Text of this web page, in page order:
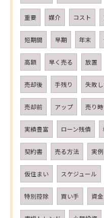
重要 媒介 コスト
短期間 早期 年末
高額 早く売る 放置
売却後 手残り 失敗
売却前 アップ 売り時
実績豊富 ローン残債
契約書 売る方法 実例
仮住まい スケジュール
特別控除 買い手 資金